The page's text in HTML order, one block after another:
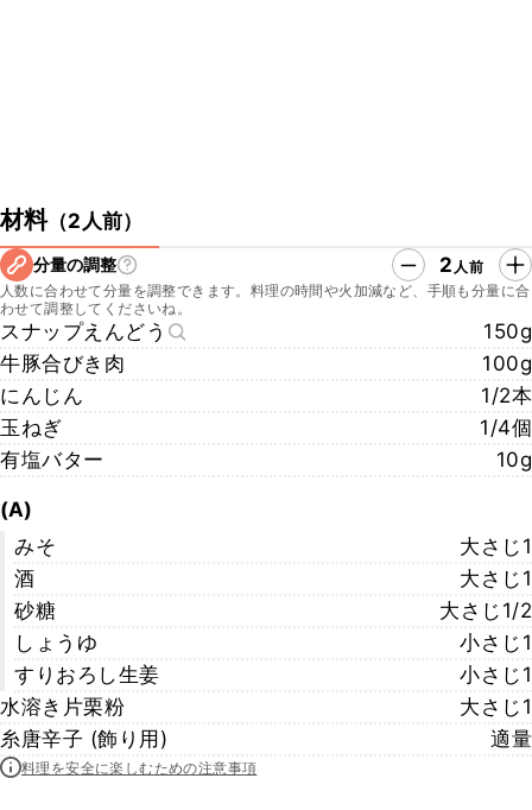
材料（2人前）
分量の調整 2 人前
人数に合わせて分量を調整できます。料理の時間や火加減など、手順も分量に合
わせて調整してくださいね。
スナップえんどう
150g
牛豚合びき肉
100g
にんじん
1/2本
玉ねぎ
1/4個
有塩バター
10g
(A)
みそ
大さじ1
酒
大さじ1
砂糖
大さじ1/2
しょうゆ
小さじ1
すりおろし生姜
小さじ1
水溶き片栗粉
大さじ1
糸唐辛子 (飾り用)
適量
料理を安全に楽しむための注意事項